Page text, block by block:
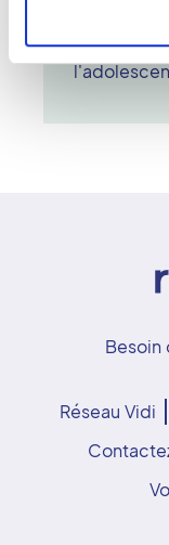
référence
Besoin
Réseau Vidi